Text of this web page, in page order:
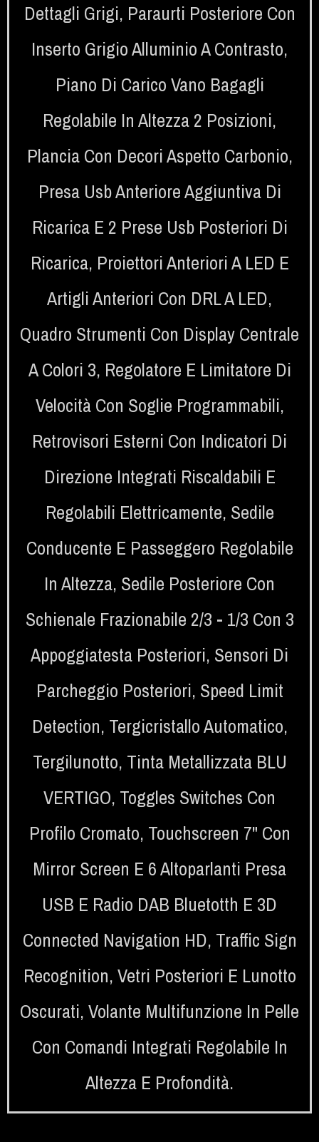
Dettagli Grigi, Paraurti Posteriore Con
Inserto Grigio Alluminio A Contrasto,
Piano Di Carico Vano Bagagli
Regolabile In Altezza 2 Posizioni,
Plancia Con Decori Aspetto Carbonio,
Presa Usb Anteriore Aggiuntiva Di
Ricarica E 2 Prese Usb Posteriori Di
Ricarica, Proiettori Anteriori A LED E
Artigli Anteriori Con DRL A LED,
Quadro Strumenti Con Display Centrale
A Colori 3, Regolatore E Limitatore Di
Velocità Con Soglie Programmabili,
Retrovisori Esterni Con Indicatori Di
Direzione Integrati Riscaldabili E
Regolabili Elettricamente, Sedile
Conducente E Passeggero Regolabile
In Altezza, Sedile Posteriore Con
Schienale Frazionabile 2/3 - 1/3 Con 3
Appoggiatesta Posteriori, Sensori Di
Parcheggio Posteriori, Speed Limit
Detection, Tergicristallo Automatico,
Tergilunotto, Tinta Metallizzata BLU
VERTIGO, Toggles Switches Con
Profilo Cromato, Touchscreen 7" Con
Mirror Screen E 6 Altoparlanti Presa
USB E Radio DAB Bluetotth E 3D
Connected Navigation HD, Traffic Sign
Recognition, Vetri Posteriori E Lunotto
Oscurati, Volante Multifunzione In Pelle
Con Comandi Integrati Regolabile In
Altezza E Profondità.